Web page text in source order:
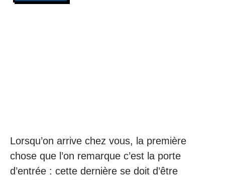
Lorsqu’on arrive chez vous, la première
chose que l’on remarque c’est la porte
d’entrée : cette dernière se doit d’être